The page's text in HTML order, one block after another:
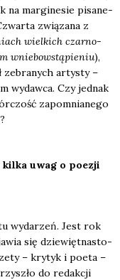
na mar­gi­ne­sie pisa­ne­
zwią­za­na z
wiel­kich czar­no­
wnie­bo­wstą­pie­niu),
zebra­nych arty­sty –
wydaw­ca. Czy jed­nak
zapo­mnia­ne­go
uwag o poezji
wyda­rzeń. Jest rok
się dzie­więt­na­sto­
– kry­tyk i poeta –
do redak­cji